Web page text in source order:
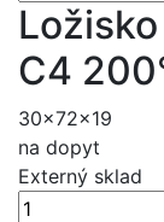
C4
30x72x19
na dopyt
Externý sklad